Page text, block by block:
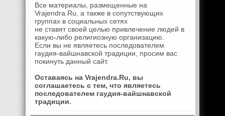
Все материалы, размещенные на
Vrajendra.Ru, а также в сопутствующих
группах в социальных сетях
не ставят своей целью привлечение людей в
какую-либо религиозную организацию.
Если вы не являетесь последователем
гаудия-вайшнавской традиции, просим вас
покинуть данный сайт.
Оставаясь на Vrajendra.Ru, вы
соглашаетесь с тем, что являетесь
последователем гаудия-вайшнавской
традиции.